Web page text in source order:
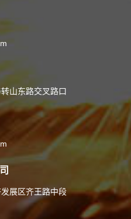
山东路交叉路口
展区齐王路中段